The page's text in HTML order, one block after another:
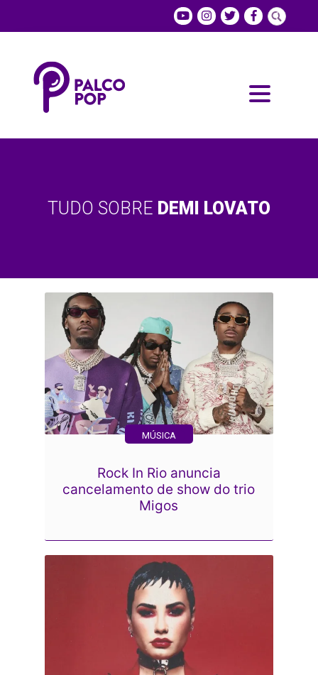
TUDO SOBRE DEMI LOVATO
MÚSICA
Rock In Rio anuncia
cancelamento de show do trio
Migos